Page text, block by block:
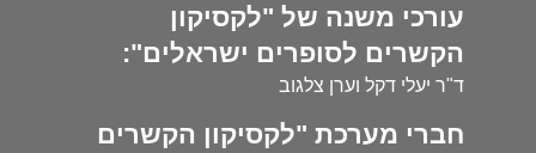
עורכי משנה של "לקסיקון
הקשרים לסופרים ישראלים":
ד"ר יעלי דקל וערן צלגוב
חברי מערכת "לקסיקון הקשרים